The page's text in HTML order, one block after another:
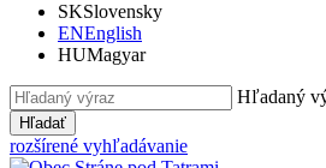
SKSlovensky
ENEnglish
HUMagyar
Hľadaný
Hľadať
rozšírené vyhľadávanie